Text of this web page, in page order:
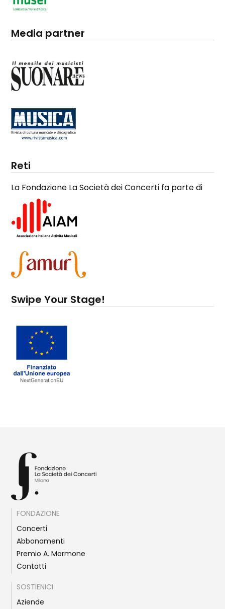
Media partner
Reti
La Fondazione La Società dei Concerti fa parte di
Swipe Your Stage!
FONDAZIONE
Concerti
Abbonamenti
Premio A. Mormone
Contatti
SOSTIENICI
Aziende